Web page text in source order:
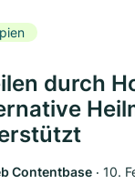
durch
Contentbase ‧ 10.